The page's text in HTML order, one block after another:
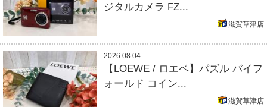
ジタルカメラ FZ...
滋賀草津店
2026.08.04
【LOEWE / ロエベ】パズル バイフ
ォールド コイン...
滋賀草津店